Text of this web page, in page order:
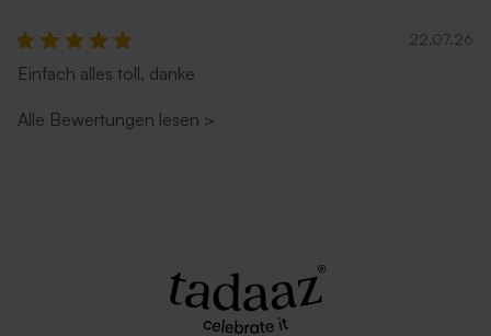
22.07.26
Einfach alles toll, danke
Alle Bewertungen lesen >